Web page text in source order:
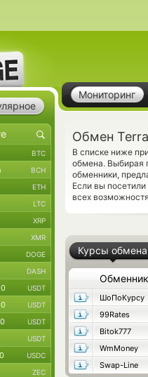
Мониторинг
Обмен
В списке ниже
обмена. Выбирая
обменники,
Если вы
всех
Курсы обмена
Обменник
ШоПоКурсу
99Rates
Bitok777
WmMoney
Swap-Line
BTC
BCH
ETH
LTC
XRP
XMR
DOGE
DASH
USDT
USDT
USDT
USDT
USDC
ZEC